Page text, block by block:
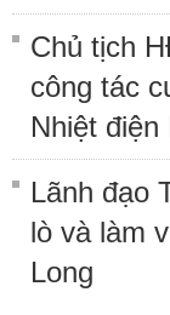
Chủ tịch
công tác
Nhiệt điện
Lãnh đạo
lò và làm
Long